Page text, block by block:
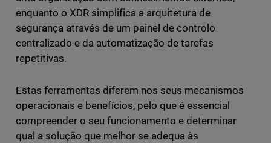
enquanto o XDR simplifica a arquitetura de
segurança através de um painel de controlo
centralizado e da automatização de tarefas
repetitivas.
Estas ferramentas diferem nos seus mecanismos
operacionais e benefícios, pelo que é essencial
compreender o seu funcionamento e determinar
qual a solução que melhor se adequa às